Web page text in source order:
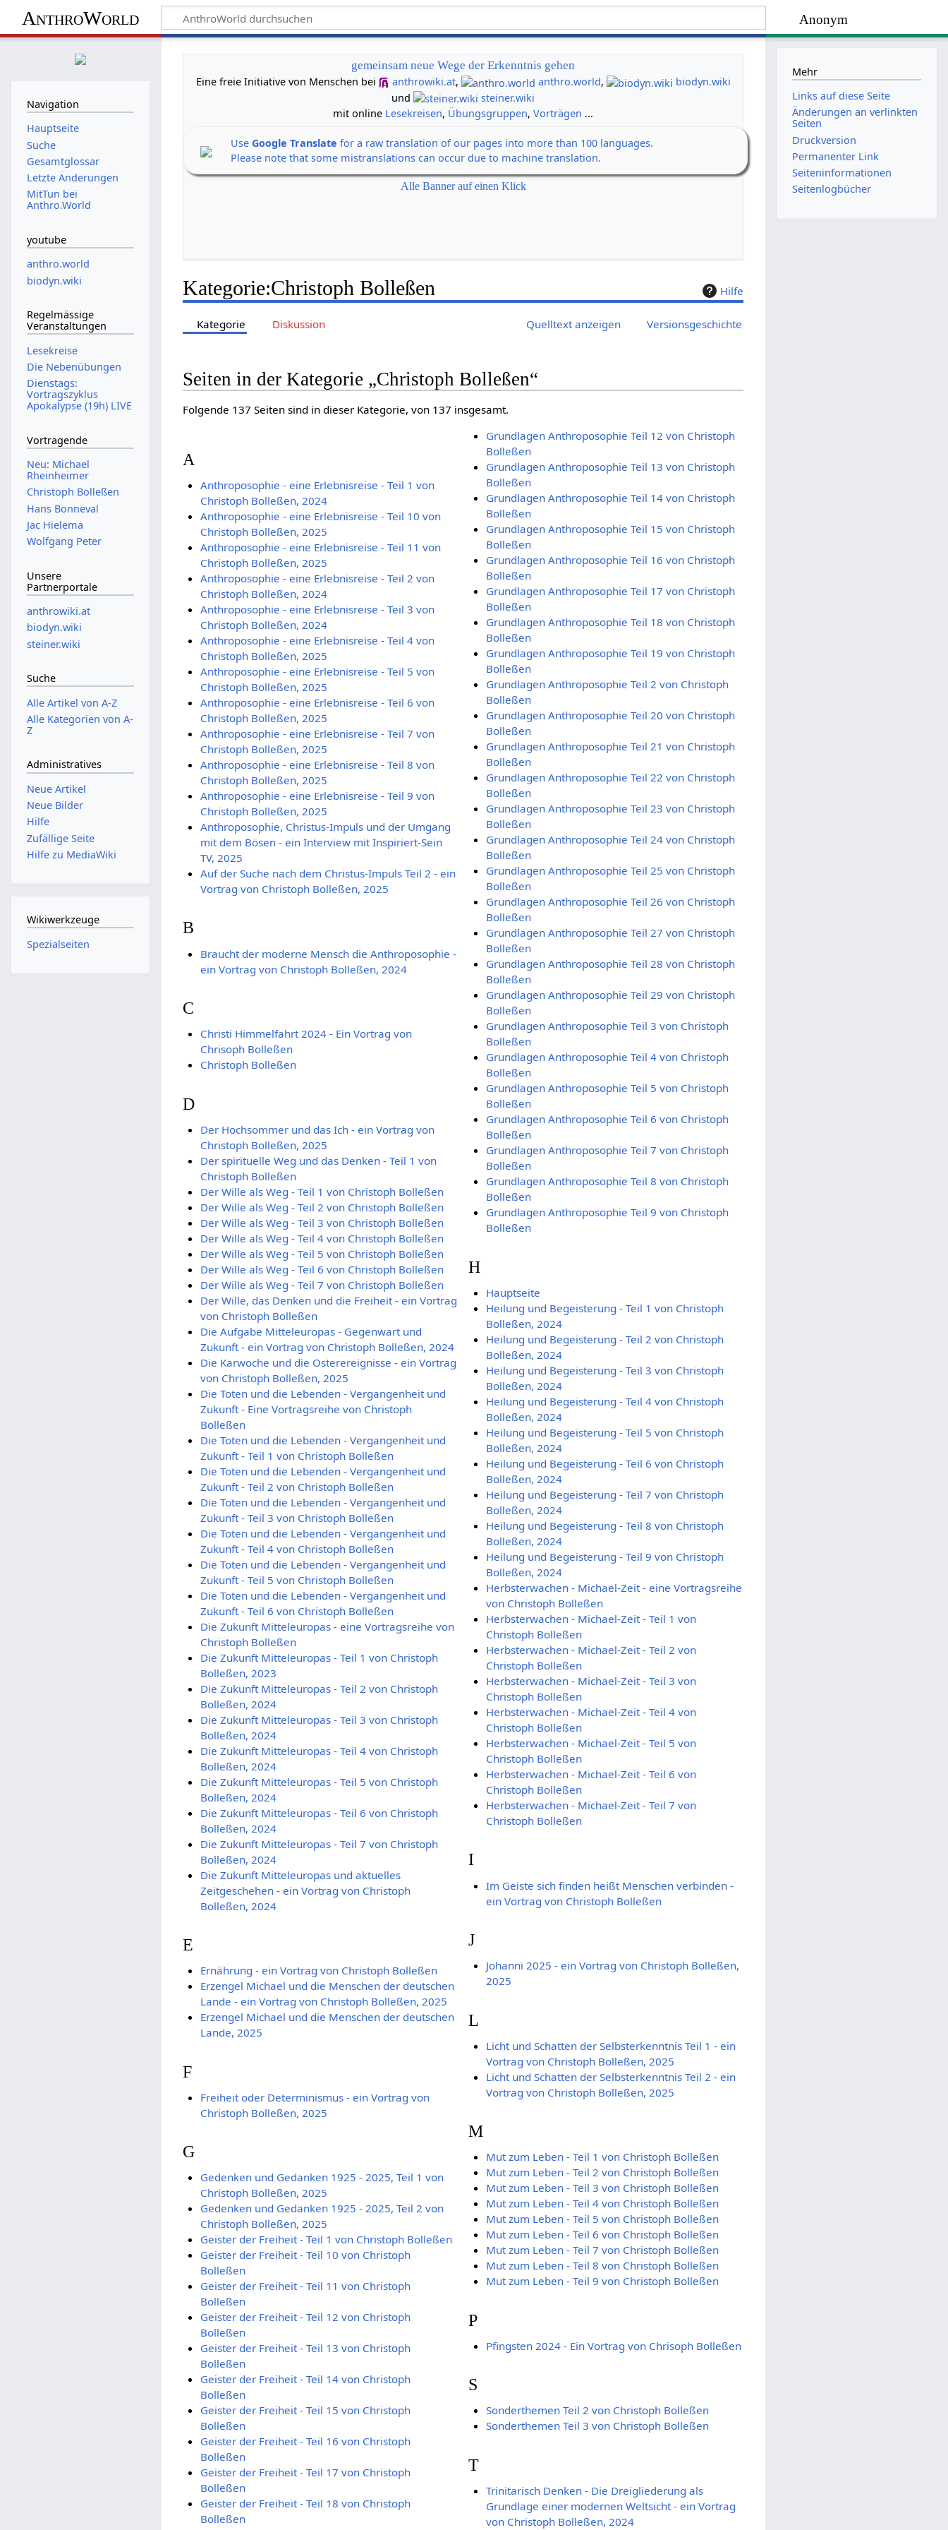
Anonym
AnthroWorld
gemeinsam neue Wege der Erkenntnis gehen
Eine freie Initiative von Menschen bei
anthrowiki.at, anthro.world,
biodyn.wiki
und
steiner.wiki
mit online Lesekreisen, Übungsgruppen,Vorträgen ...
UseGoogle Translate for a raw translation of our pages into more than 100 languages.
Please note that some mistranslations can occur due to machine translation.
Alle Banner auf einen Klick
Hilfe
Kategorie:Christoph Bolleßen
Kategorie Diskussion Quelltext anzeigen Versionsgeschichte
Seiten in der Kategorie „Christoph Bolleßen“
Folgende 137 Seiten sind in dieser Kategorie, von 137 insgesamt.
A
Anthroposophie - eine Erlebnisreise - Teil 1 von
Christoph Bolleßen, 2024
Anthroposophie - eine Erlebnisreise - Teil 10 von
Christoph Bolleßen, 2025
Anthroposophie - eine Erlebnisreise - Teil 11 von
Christoph Bolleßen, 2025
Anthroposophie - eine Erlebnisreise - Teil 2 von
Christoph Bolleßen, 2024
Anthroposophie - eine Erlebnisreise - Teil 3 von
Christoph Bolleßen, 2024
Anthroposophie - eine Erlebnisreise - Teil 4 von
Christoph Bolleßen, 2025
Anthroposophie - eine Erlebnisreise - Teil 5 von
Christoph Bolleßen, 2025
Anthroposophie - eine Erlebnisreise - Teil 6 von
Christoph Bolleßen, 2025
Anthroposophie - eine Erlebnisreise - Teil 7 von
Christoph Bolleßen, 2025
Anthroposophie - eine Erlebnisreise - Teil 8 von
Christoph Bolleßen, 2025
Anthroposophie - eine Erlebnisreise - Teil 9 von
Christoph Bolleßen, 2025
Anthroposophie, Christus-Impuls und der Umgang
mit dem Bösen - ein Interview mit Inspiriert-Sein
TV, 2025
Auf der Suche nach dem Christus-Impuls Teil 2 - ein
Vortrag von Christoph Bolleßen, 2025
B
Braucht der moderne Mensch die Anthroposophie -
ein Vortrag von Christoph Bolleßen, 2024
C
Christi Himmelfahrt 2024 - Ein Vortrag von
Chrisoph Bolleßen
Christoph Bolleßen
D
Der Hochsommer und das Ich - ein Vortrag von
Christoph Bolleßen, 2025
Der spirituelle Weg und das Denken - Teil 1 von
Christoph Bolleßen
Der Wille als Weg - Teil 1 von Christoph Bolleßen
Der Wille als Weg - Teil 2 von Christoph Bolleßen
Der Wille als Weg - Teil 3 von Christoph Bolleßen
Der Wille als Weg - Teil 4 von Christoph Bolleßen
Der Wille als Weg - Teil 5 von Christoph Bolleßen
Der Wille als Weg - Teil 6 von Christoph Bolleßen
Der Wille als Weg - Teil 7 von Christoph Bolleßen
Der Wille, das Denken und die Freiheit - ein Vortrag
von Christoph Bolleßen
Die Aufgabe Mitteleuropas - Gegenwart und
Zukunft - ein Vortrag von Christoph Bolleßen, 2024
Die Karwoche und die Osterereignisse - ein Vortrag
von Christoph Bolleßen, 2025
Die Toten und die Lebenden - Vergangenheit und
Zukunft - Eine Vortragsreihe von Christoph
Bolleßen
Die Toten und die Lebenden - Vergangenheit und
Zukunft - Teil 1 von Christoph Bolleßen
Die Toten und die Lebenden - Vergangenheit und
Zukunft - Teil 2 von Christoph Bolleßen
Die Toten und die Lebenden - Vergangenheit und
Zukunft - Teil 3 von Christoph Bolleßen
Die Toten und die Lebenden - Vergangenheit und
Zukunft - Teil 4 von Christoph Bolleßen
Die Toten und die Lebenden - Vergangenheit und
Zukunft - Teil 5 von Christoph Bolleßen
Die Toten und die Lebenden - Vergangenheit und
Zukunft - Teil 6 von Christoph Bolleßen
Die Zukunft Mitteleuropas - eine Vortragsreihe von
Christoph Bolleßen
Die Zukunft Mitteleuropas - Teil 1 von Christoph
Bolleßen, 2023
Die Zukunft Mitteleuropas - Teil 2 von Christoph
Bolleßen, 2024
Die Zukunft Mitteleuropas - Teil 3 von Christoph
Bolleßen, 2024
Die Zukunft Mitteleuropas - Teil 4 von Christoph
Bolleßen, 2024
Die Zukunft Mitteleuropas - Teil 5 von Christoph
Bolleßen, 2024
Die Zukunft Mitteleuropas - Teil 6 von Christoph
Bolleßen, 2024
Die Zukunft Mitteleuropas - Teil 7 von Christoph
Bolleßen, 2024
Die Zukunft Mitteleuropas und aktuelles
Zeitgeschehen - ein Vortrag von Christoph
Bolleßen, 2024
E
Ernährung - ein Vortrag von Christoph Bolleßen
Erzengel Michael und die Menschen der deutschen
Lande - ein Vortrag von Christoph Bolleßen, 2025
Erzengel Michael und die Menschen der deutschen
Lande, 2025
F
Freiheit oder Determinismus - ein Vortrag von
Christoph Bolleßen, 2025
G
Gedenken und Gedanken 1925 - 2025, Teil 1 von
Christoph Bolleßen, 2025
Gedenken und Gedanken 1925 - 2025, Teil 2 von
Christoph Bolleßen, 2025
Geister der Freiheit - Teil 1 von Christoph Bolleßen
Geister der Freiheit - Teil 10 von Christoph
Bolleßen
Geister der Freiheit - Teil 11 von Christoph
Bolleßen
Geister der Freiheit - Teil 12 von Christoph
Bolleßen
Geister der Freiheit - Teil 13 von Christoph
Bolleßen
Geister der Freiheit - Teil 14 von Christoph
Bolleßen
Geister der Freiheit - Teil 15 von Christoph
Bolleßen
Geister der Freiheit - Teil 16 von Christoph
Bolleßen
Geister der Freiheit - Teil 17 von Christoph
Bolleßen
Geister der Freiheit - Teil 18 von Christoph
Bolleßen
Grundlagen Anthroposophie Teil 12 von Christoph
Bolleßen
Grundlagen Anthroposophie Teil 13 von Christoph
Bolleßen
Grundlagen Anthroposophie Teil 14 von Christoph
Bolleßen
Grundlagen Anthroposophie Teil 15 von Christoph
Bolleßen
Grundlagen Anthroposophie Teil 16 von Christoph
Bolleßen
Grundlagen Anthroposophie Teil 17 von Christoph
Bolleßen
Grundlagen Anthroposophie Teil 18 von Christoph
Bolleßen
Grundlagen Anthroposophie Teil 19 von Christoph
Bolleßen
Grundlagen Anthroposophie Teil 2 von Christoph
Bolleßen
Grundlagen Anthroposophie Teil 20 von Christoph
Bolleßen
Grundlagen Anthroposophie Teil 21 von Christoph
Bolleßen
Grundlagen Anthroposophie Teil 22 von Christoph
Bolleßen
Grundlagen Anthroposophie Teil 23 von Christoph
Bolleßen
Grundlagen Anthroposophie Teil 24 von Christoph
Bolleßen
Grundlagen Anthroposophie Teil 25 von Christoph
Bolleßen
Grundlagen Anthroposophie Teil 26 von Christoph
Bolleßen
Grundlagen Anthroposophie Teil 27 von Christoph
Bolleßen
Grundlagen Anthroposophie Teil 28 von Christoph
Bolleßen
Grundlagen Anthroposophie Teil 29 von Christoph
Bolleßen
Grundlagen Anthroposophie Teil 3 von Christoph
Bolleßen
Grundlagen Anthroposophie Teil 4 von Christoph
Bolleßen
Grundlagen Anthroposophie Teil 5 von Christoph
Bolleßen
Grundlagen Anthroposophie Teil 6 von Christoph
Bolleßen
Grundlagen Anthroposophie Teil 7 von Christoph
Bolleßen
Grundlagen Anthroposophie Teil 8 von Christoph
Bolleßen
Grundlagen Anthroposophie Teil 9 von Christoph
Bolleßen
H
Hauptseite
Heilung und Begeisterung - Teil 1 von Christoph
Bolleßen, 2024
Heilung und Begeisterung - Teil 2 von Christoph
Bolleßen, 2024
Heilung und Begeisterung - Teil 3 von Christoph
Bolleßen, 2024
Heilung und Begeisterung - Teil 4 von Christoph
Bolleßen, 2024
Heilung und Begeisterung - Teil 5 von Christoph
Bolleßen, 2024
Heilung und Begeisterung - Teil 6 von Christoph
Bolleßen, 2024
Heilung und Begeisterung - Teil 7 von Christoph
Bolleßen, 2024
Heilung und Begeisterung - Teil 8 von Christoph
Bolleßen, 2024
Heilung und Begeisterung - Teil 9 von Christoph
Bolleßen, 2024
Herbsterwachen - Michael-Zeit - eine Vortragsreihe
von Christoph Bolleßen
Herbsterwachen - Michael-Zeit - Teil 1 von
Christoph Bolleßen
Herbsterwachen - Michael-Zeit - Teil 2 von
Christoph Bolleßen
Herbsterwachen - Michael-Zeit - Teil 3 von
Christoph Bolleßen
Herbsterwachen - Michael-Zeit - Teil 4 von
Christoph Bolleßen
Herbsterwachen - Michael-Zeit - Teil 5 von
Christoph Bolleßen
Herbsterwachen - Michael-Zeit - Teil 6 von
Christoph Bolleßen
Herbsterwachen - Michael-Zeit - Teil 7 von
Christoph Bolleßen
I
Im Geiste sich finden heißt Menschen verbinden -
ein Vortrag von Christoph Bolleßen
J
Johanni 2025 - ein Vortrag von Christoph Bolleßen,
2025
L
Licht und Schatten der Selbsterkenntnis Teil 1 - ein
Vortrag von Christoph Bolleßen, 2025
Licht und Schatten der Selbsterkenntnis Teil 2 - ein
Vortrag von Christoph Bolleßen, 2025
M
Mut zum Leben - Teil 1 von Christoph Bolleßen
Mut zum Leben - Teil 2 von Christoph Bolleßen
Mut zum Leben - Teil 3 von Christoph Bolleßen
Mut zum Leben - Teil 4 von Christoph Bolleßen
Mut zum Leben - Teil 5 von Christoph Bolleßen
Mut zum Leben - Teil 6 von Christoph Bolleßen
Mut zum Leben - Teil 7 von Christoph Bolleßen
Mut zum Leben - Teil 8 von Christoph Bolleßen
Mut zum Leben - Teil 9 von Christoph Bolleßen
P
Pfingsten 2024 - Ein Vortrag von Chrisoph Bolleßen
S
Sonderthemen Teil 2 von Christoph Bolleßen
Sonderthemen Teil 3 von Christoph Bolleßen
T
Trinitarisch Denken - Die Dreigliederung als
Grundlage einer modernen Weltsicht - ein Vortrag
von Christoph Bolleßen, 2024
Navigation
Hauptseite
Suche
Gesamtglossar
Letzte Änderungen
MitTun bei
Anthro.World
youtube
anthro.world
biodyn.wiki
Regelmässige
Veranstaltungen
Lesekreise
Die Nebenübungen
Dienstags:
Vortragszyklus
Apokalypse (19h) LIVE
Vortragende
Neu: Michael
Rheinheimer
Christoph Bolleßen
Hans Bonneval
Jac Hielema
Wolfgang Peter
Unsere
Partnerportale
anthrowiki.at
biodyn.wiki
steiner.wiki
Suche
Alle Artikel von A-Z
Alle Kategorien von A-
Z
Administratives
Neue Artikel
Neue Bilder
Hilfe
Zufällige Seite
Hilfe zu MediaWiki
Wikiwerkzeuge
Spezialseiten
Mehr
Links auf diese Seite
Änderungen an verlinkten
Seiten
Druckversion
Permanenter Link
Seiten­­informationen
Seitenlogbücher